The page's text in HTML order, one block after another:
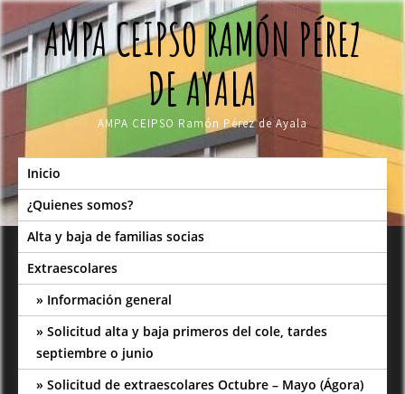
Skip
to
contentAMPA CEIPSO RAMÓN PÉREZ
DE AYALA
AMPA CEIPSO Ramón Pérez de Ayala
Inicio
¿Quienes somos?
Alta y baja de familias socias
Extraescolares
Información general
Solicitud alta y baja primeros del cole, tardes
septiembre o junio
Solicitud de extraescolares Octubre – Mayo (Ágora)